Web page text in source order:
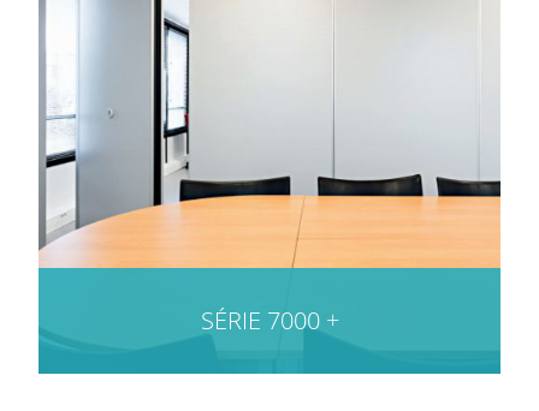
SÉRIE 7000 +